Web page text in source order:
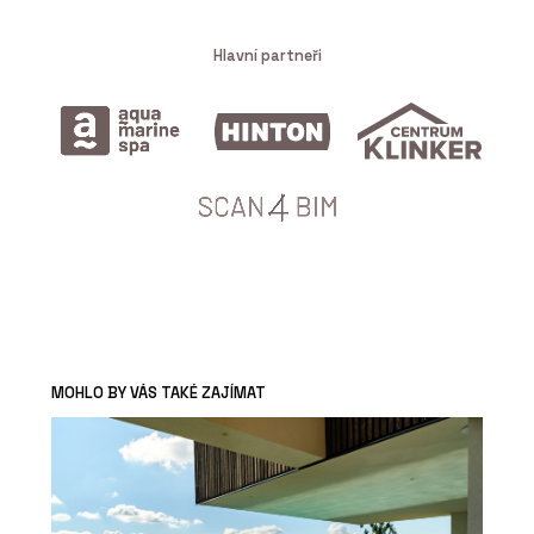
Hlavní partneři
MOHLO BY VÁS TAKÉ ZAJÍMAT